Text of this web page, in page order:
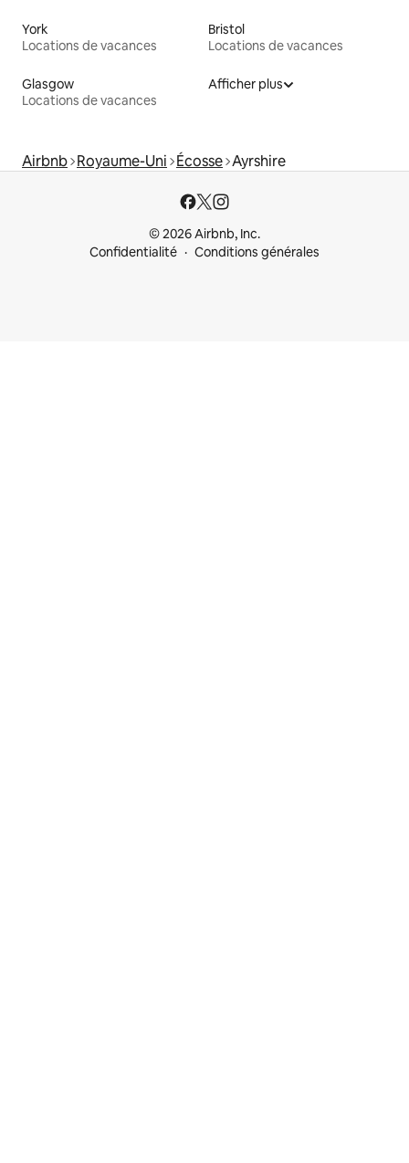
York
Locations de vacances
Bristol
Locations de vacances
Glasgow
Locations de vacances
Afficher plus
Airbnb Royaume-Uni Écosse Ayrshire
© 2026 Airbnb, Inc.
Confidentialité
Conditions générales